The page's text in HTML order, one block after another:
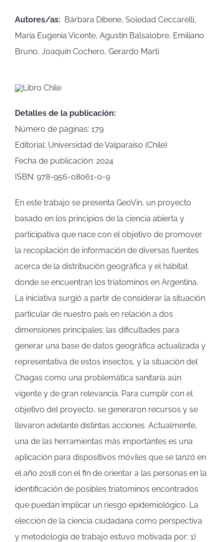
Autores/as: Bárbara Dibene, Soledad Ceccarelli,
María Eugenia Vicente, Agustín Balsalobre, Emiliano
Bruno, Joaquín Cochero, Gerardo Marti
Detalles de la publicación:
Número de páginas: 179
Editorial: Universidad de Valparaíso (Chile)
Fecha de publicación: 2024
ISBN: 978-956-08061-0-9
En este trabajo se presenta GeoVin, un proyecto
basado en los principios de la ciencia abierta y
participativa que nace con el objetivo de promover
la recopilación de información de diversas fuentes
acerca de la distribución geográfica y el hábitat
donde se encuentran los triatominos en Argentina.
La iniciativa surgió a partir de considerar la situación
particular de nuestro país en relación a dos
dimensiones principales: las dificultades para
generar una base de datos geográfica actualizada y
representativa de estos insectos, y la situación del
Chagas como una problemática sanitaria aún
vigente y de gran relevancia. Para cumplir con el
objetivo del proyecto, se generaron recursos y se
llevaron adelante distintas acciones. Actualmente,
una de las herramientas más importantes es una
aplicación para dispositivos móviles que se lanzó en
el año 2018 con el fin de orientar a las personas en la
identificación de posibles triatominos encontrados
que puedan implicar un riesgo epidemiológico. La
elección de la ciencia ciudadana como perspectiva
y metodología de trabajo estuvo motivada por: 1)